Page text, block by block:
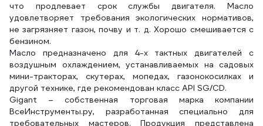
что продлевает срок службы двигателя. Масло
удовлетворяет требования экологических нормативов,
не загрязняет газон, почву и т. д. Хорошо смешивается с
бензином.
Масло предназначено для 4-х тактных двигателей с
воздушным охлаждением, устанавливаемых на садовых
мини-тракторах, скутерах, мопедах, газонокосилках и
другой технике, где рекомендован класс API SG/CD.
Gigant – собственная торговая марка компании
ВсеИнструменты.ру, разработанная специально для
требовательных мастеров. Продукция представлена